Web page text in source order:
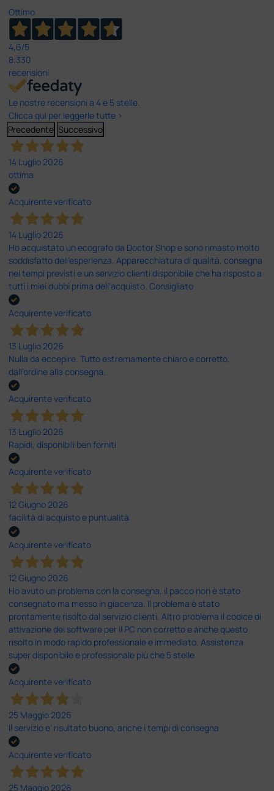
Ottimo
4,6/5
8.330
recensioni
Le nostre recensioni a 4 e 5 stelle.
Clicca qui per leggerle tutte >
Precedente Successivo
14 Luglio 2026
ottima
Acquirente verificato
14 Luglio 2026
Ho acquistato un ecografo da Doctor Shop e sono rimasto molto
soddisfatto dell'esperienza. Apparecchiatura di qualità, consegna
nei tempi previsti e un servizio clienti disponibile che ha risposto a
tutti i miei dubbi prima dell'acquisto. Consigliato
Acquirente verificato
13 Luglio 2026
Nulla da eccepire. Tutto estremamente chiaro e corretto,
dall’ordine alla consegna.
Acquirente verificato
13 Luglio 2026
Rapidi, disponibili ben forniti
Acquirente verificato
12 Giugno 2026
facilità di acquisto e puntualità
Acquirente verificato
12 Giugno 2026
Ho avuto un problema con la consegna, il pacco non è stato
consegnato ma messo in giacenza. Il problema è stato
prontamente risolto dal servizio clienti. Altro problema il codice di
attivazione del software per il PC non corretto e anche questo
risolto in modo rapido professionale e immediato. Assistenza
super disponibile e professionale più che 5 stelle
Acquirente verificato
25 Maggio 2026
Il servizio e’ risultato buono, anche i tempi di consegna
Acquirente verificato
25 Maggio 2026